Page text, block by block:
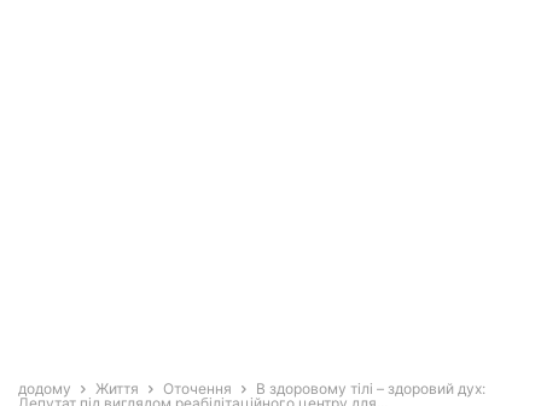
додому Життя Оточення
В здоровому тілі – здоровий дух: